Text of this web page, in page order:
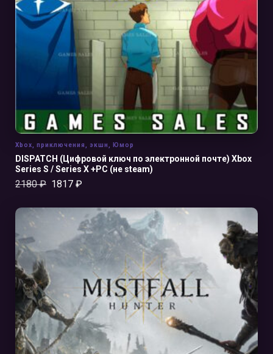
В КОРЗИНУ
DISPATCH (Цифровой ключ по электронной почте) Xbox
Series S / Series X +PC (не steam)
2180₽ 1817 ₽
Xbox приключения экшн Юмор
В КОРЗИНУ